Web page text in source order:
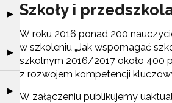
Rozwiń sekcję "Diagnoza psychologiczno-
▶
Rozwiń sekcję "Doradztwo zawodowe –
▶
Rozwiń sekcję "Efektywne doradztwo
▶
Szkoły i
W roku 2016 ponad 200
w szkoleniu „Jak wspomagać
szkolnym 2016/2017 około 400
z rozwojem kompetencji
W załączeniu publikujemy